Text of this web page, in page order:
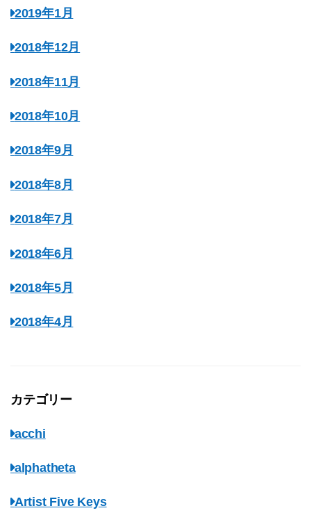
2019年1月
2018年12月
2018年11月
2018年10月
2018年9月
2018年8月
2018年7月
2018年6月
2018年5月
2018年4月
カテゴリー
acchi
alphatheta
Artist Five Keys